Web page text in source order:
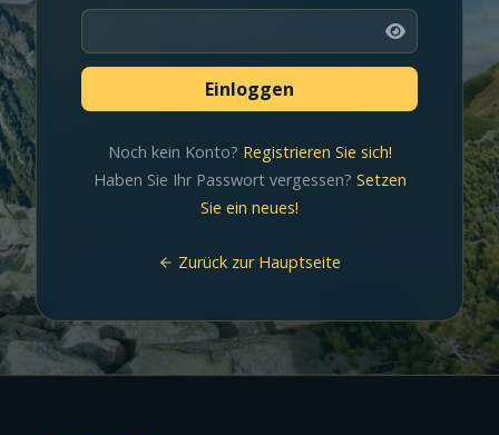
Noch kein Konto? Registrieren Sie sich!
Haben Sie Ihr Passwort vergessen? Setzen
Sie ein neues!
Zurück zur Hauptseite